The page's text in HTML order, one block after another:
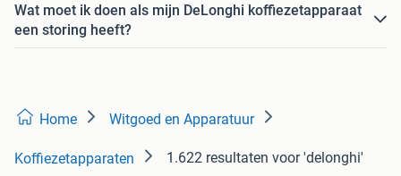
Wat moet ik doen als mijn DeLonghi koffiezetapparaat
een storing heeft?
Home Witgoed en Apparatuur
Koffiezetapparaten 1.622 resultaten voor 'delonghi'